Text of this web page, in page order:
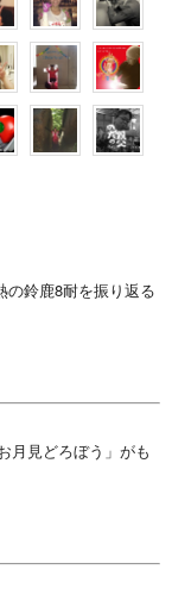
の鈴鹿8耐を振り返る
月見どろぼう」がも